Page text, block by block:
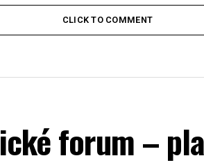
CLICK TO COMMENT
forum –